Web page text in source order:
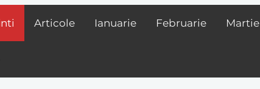
Articole Ianuarie Februarie Martie